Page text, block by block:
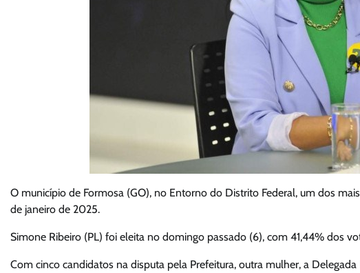
O município de Formosa (GO), no Entorno do Distrito Federal, um dos
de janeiro de 2025.
Simone Ribeiro (PL) foi eleita no domingo passado (6), com 41,44% dos
Com cinco candidatos na disputa pela Prefeitura, outra mulher, a